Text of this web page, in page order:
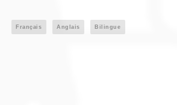
Français Anglais Bilingue